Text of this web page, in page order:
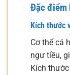
Đặc điểm
Kích thước
Cơ thể cá
ngư tiều,
Kích